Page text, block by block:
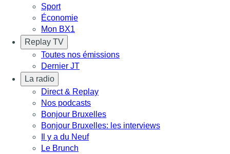
Sport
Économie
Mon BX1
Replay TV
Toutes nos émissions
Dernier JT
La radio
Direct & Replay
Nos podcasts
Bonjour Bruxelles
Bonjour Bruxelles: les interviews
Il y a du Neuf
Le Brunch